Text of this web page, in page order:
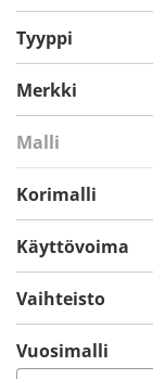
Tyyppi
Merkki
Malli
Korimalli
Käyttövoima
Vaihteisto
Vuosimalli